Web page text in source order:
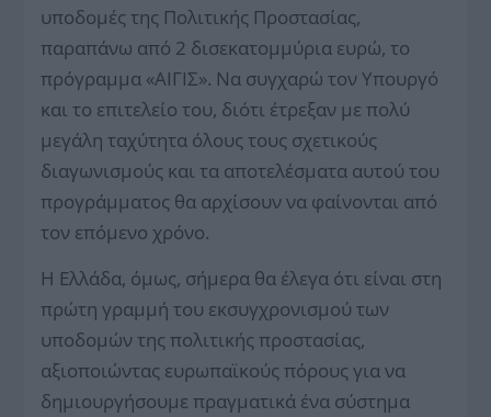
υποδομές της Πολιτικής Προστασίας,
παραπάνω από 2 δισεκατομμύρια ευρώ, το
πρόγραμμα «ΑΙΓΙΣ». Να συγχαρώ τον Υπουργό
και το επιτελείο του, διότι έτρεξαν με πολύ
μεγάλη ταχύτητα όλους τους σχετικούς
διαγωνισμούς και τα αποτελέσματα αυτού του
προγράμματος θα αρχίσουν να φαίνονται από
τον επόμενο χρόνο.
Η Ελλάδα, όμως, σήμερα θα έλεγα ότι είναι στη
πρώτη γραμμή του εκσυγχρονισμού των
υποδομών της πολιτικής προστασίας,
αξιοποιώντας ευρωπαϊκούς πόρους για να
δημιουργήσουμε πραγματικά ένα σύστημα